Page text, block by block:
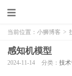
当前位置： 小狮博客 >
感知机模型
2024-11-14 分类： 技